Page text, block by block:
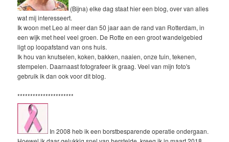
(Bijna) elke dag staat hier een blog, over van alles
wat mij interesseert.
Ik woon met Leo al meer dan 50 jaar aan de rand van Rotterdam, in
een wijk met heel veel groen. De Rotte en een groot wandelgebied
ligt op loopafstand van ons huis.
Ik hou van knutselen, koken, bakken, naaien, onze tuin, tekenen,
stempelen. Daarnaast fotografeer ik graag. Veel van mijn foto's
gebruik ik dan ook voor dit blog.
**********************
In 2008 heb ik een borstbesparende operatie ondergaan.